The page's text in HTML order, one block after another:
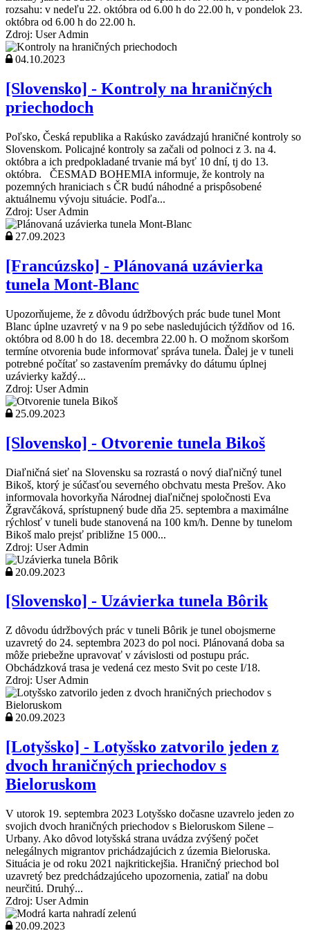
rozsahu: v nedeľu 22. októbra od 6.00 h do 22.00 h, v pondelok 23.
októbra od 6.00 h do 22.00 h.
Zdroj: User Admin
04.10.2023
[Slovensko] - Kontroly na hraničných
priechodoch
Poľsko, Česká republika a Rakúsko zavádzajú hraničné kontroly so
Slovenskom. Policajné kontroly sa začali od polnoci z 3. na 4.
októbra a ich predpokladané trvanie má byť 10 dní, tj do 13.
októbra. ČESMAD BOHEMIA informuje, že kontroly na
pozemných hraniciach s ČR budú náhodné a prispôsobené
aktuálnemu vývoju situácie. Podľa...
Zdroj: User Admin
27.09.2023
[Francúzsko] - Plánovaná uzávierka
tunela Mont-Blanc
Upozorňujeme, že z dôvodu údržbových prác bude tunel Mont
Blanc úplne uzavretý v na 9 po sebe nasledujúcich týždňov od 16.
októbra od 8.00 h do 18. decembra 22.00 h. O možnom skoršom
termíne otvorenia bude informovať správa tunela. Ďalej je v tuneli
potrebné počítať so zastavením premávky do dátumu úplnej
uzávierky každý...
Zdroj: User Admin
25.09.2023
[Slovensko] - Otvorenie tunela Bikoš
Diaľničná sieť na Slovensku sa rozrastá o nový diaľničný tunel
Bikoš, ktorý je súčasťou severného obchvatu mesta Prešov. Ako
informovala hovorkyňa Národnej diaľničnej spoločnosti Eva
Žgravčáková, sprístupnený bude dňa 25. septembra a maximálne
rýchlosť v tuneli bude stanovená na 100 km/h. Denne by tunelom
Bikoš malo prejsť približne 15 000...
Zdroj: User Admin
20.09.2023
[Slovensko] - Uzávierka tunela Bôrik
Z dôvodu údržbových prác v tuneli Bôrik je tunel obojsmerne
uzavretý do 24. septembra 2023 do pol noci. Plánovaná doba sa
môže priebežne upravovať v závislosti od postupu prác.
Obchádzková trasa je vedená cez mesto Svit po ceste I/18.
Zdroj: User Admin
20.09.2023
[Lotyšsko] - Lotyšsko zatvorilo jeden z
dvoch hraničných priechodov s
Bieloruskom
V utorok 19. septembra 2023 Lotyšsko dočasne uzavrelo jeden zo
svojich dvoch hraničných priechodov s Bieloruskom Silene –
Urbany. Ako dôvod lotyšská strana uvádza zvýšený počet
nelegálnych migrantov prichádzajúcich z územia Bieloruska.
Situácia je od roku 2021 najkritickejšia. Hraničný priechod bol
uzavretý bez predchádzajúceho upozornenia, zatiaľ na dobu
neurčitú. Druhý...
Zdroj: User Admin
20.09.2023